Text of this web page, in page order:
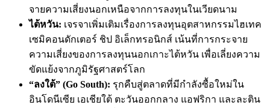
จายความเสี่ยงนอกเหนือจากการลงทุนในเวียดนาม
ไต้หวัน: เจรจาเพิ่มเติมเรื่องการลงทุนอุตสาหกรรมไฮเทค
เซมิคอนดักเตอร์ ชิป อิเล็กทรอนิกส์ เน้นที่การกระจาย
ความเสี่ยงของการลงทุนนอกเกาะไต้หวัน เพื่อเลี่ยงความ
ขัดแย้งจากภูมิรัฐศาสตร์โลก
“ลงใต้” (Go South): รุกคืบสู่ตลาดที่มีกำลังซื้อใหม่ใน
อินโดนีเซีย เอเชียใต้ ตะวันออกกลาง แอฟริกา และละติน